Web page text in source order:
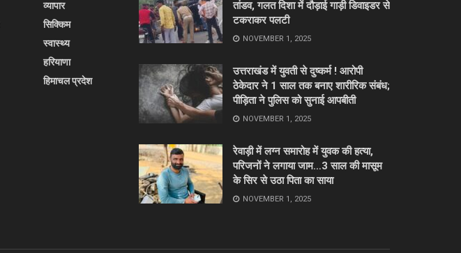
व्यापार
सिक्किम
स्वास्थ्य
हरियाणा
हिमाचल प्रदेश
तांडव, गलत दिशा में दौड़ाई गाड़ी डिवाइडर से
टकराकर पलटी
NOVEMBER 1, 2025
उत्तराखंड में युवती से दुष्कर्म ! आरोपी
ठेकेदार ने 1 साल तक बनाए शारीरिक संबंध;
पीड़िता ने पुलिस को सुनाई आपबीती
NOVEMBER 1, 2025
रेवाड़ी में लग्न समारोह में युवक की हत्या,
परिजनों ने लगाया जाम…3 साल की मासूम
के सिर से उठा पिता का साया
NOVEMBER 1, 2025